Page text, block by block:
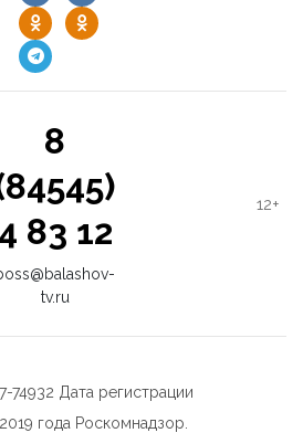
8
4 83 12
tv.ru
12+
Дата регистрации
года Роскомнадзор.